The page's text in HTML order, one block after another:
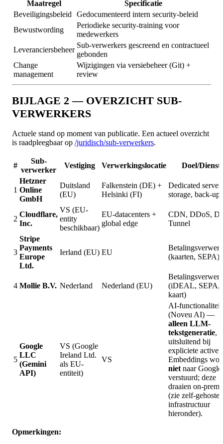
Maatregel
Specificatie
Beveiligingsbeleid
Gedocumenteerd intern security-beleid
Bewustwording
Periodieke security-training voor
medewerkers
Leveranciersbeheer
Sub-verwerkers gescreend en contractueel
gebonden
Change
management
Wijzigingen via versiebeheer (Git) +
review
BIJLAGE 2 — OVERZICHT SUB-
VERWERKERS
Actuele stand op moment van publicatie. Een actueel overzicht
is raadpleegbaar op /juridisch/sub-verwerkers.
#
Sub-
verwerker
Vestiging Verwerkingslocatie Doel/Dienst
1
Hetzner
Online
GmbH
Duitsland
(EU)
Falkenstein (DE) +
Helsinki (FI)
Dedicated server,
storage, back-ups
2
Cloudflare,
Inc.
VS (EU-
entity
beschikbaar)
EU-datacenters +
global edge
CDN, DDoS,
Tunnel
3
Stripe
Payments
Europe
Ltd.
Ierland (EU) EU
(kaarten, SEPA)
4 Mollie B.V. Nederland Nederland (EU)
(iDEAL, SEPA,
kaart)
5
Google
LLC
(Gemini
API)
VS (Google
Ireland Ltd.
als EU-
entiteit)
VS
AI-functionaliteit
(Noveu AI) —
alleen LLM-
tekstgeneratie,
uitsluitend bij
expliciete
Embeddings
nietnaar Google
verstuurd; deze
draaien on-
(zie zelf-gehoste
infrastructuur
hieronder).
Opmerkingen: